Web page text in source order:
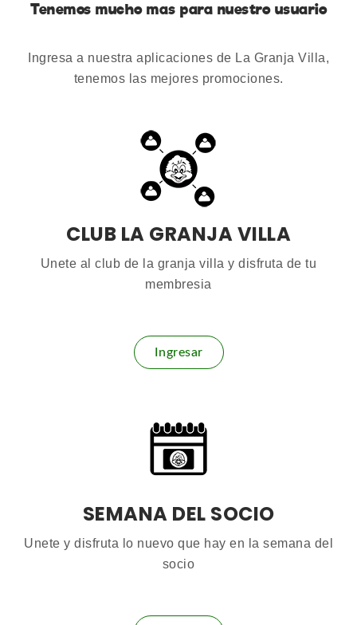
Tenemos mucho mas para nuestro usuario
Ingresa a nuestra aplicaciones de La Granja Villa,
tenemos las mejores promociones.
CLUB LA GRANJA VILLA
Unete al club de la granja villa y disfruta de tu
membresia
Ingresar
SEMANA DEL SOCIO
Unete y disfruta lo nuevo que hay en la semana del
socio